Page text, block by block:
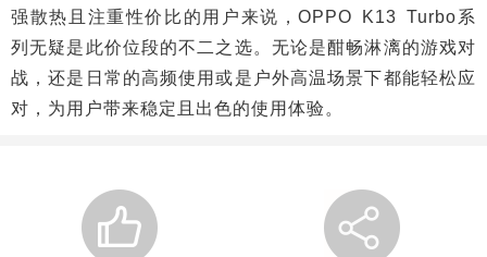
强散热且注重性价比的用户来说，OPPO K13 Turbo系
列无疑是此价位段的不二之选。无论是酣畅淋漓的游戏对
战，还是日常的高频使用或是户外高温场景下都能轻松应
对，为用户带来稳定且出色的使用体验。